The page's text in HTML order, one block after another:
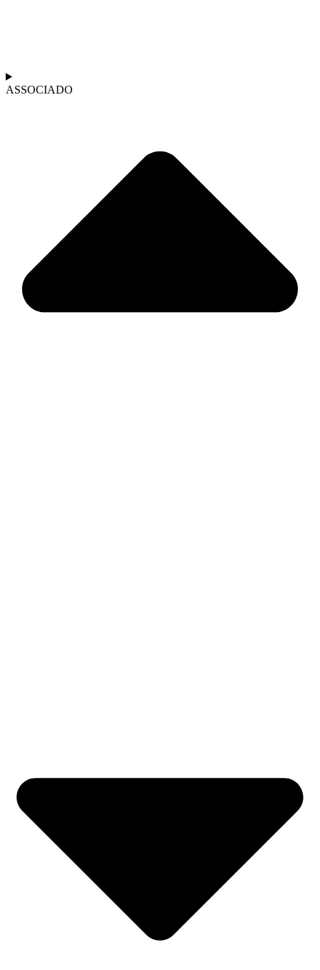
ASSOCIADO